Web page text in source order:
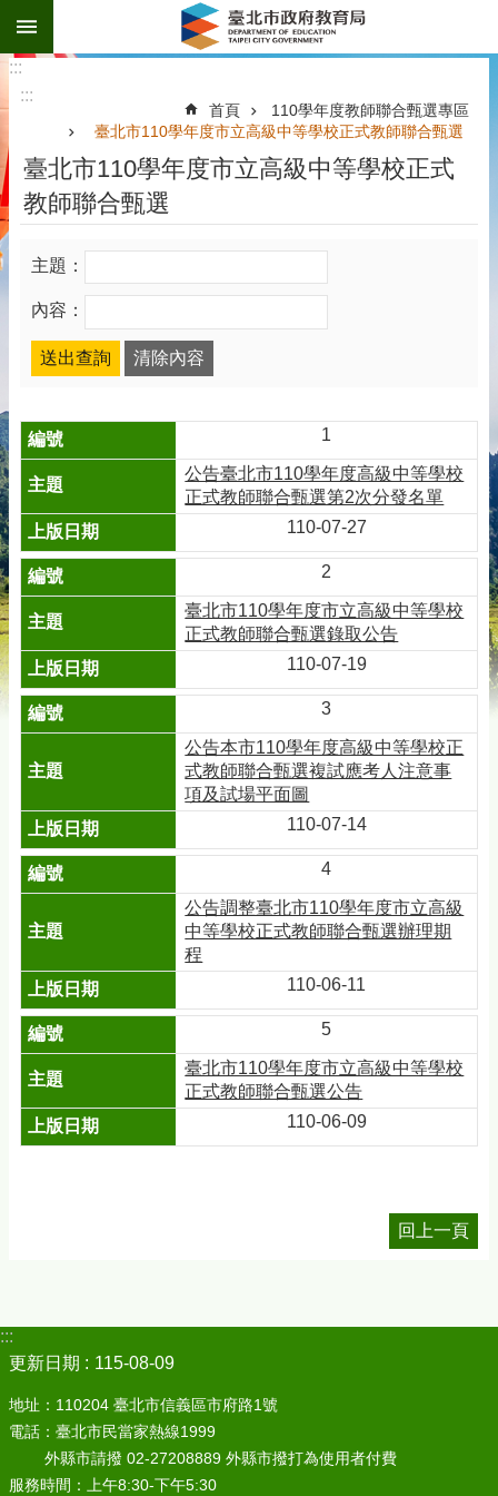
跳到主要內容區塊
:::
:::
首頁
110學年度教師聯合甄選專區
臺北市110學年度市立高級中等學校正式教師聯合甄選
臺北市110學年度市立高級中等學校正式
教師聯合甄選
主題：
內容：
1
公告臺北市110學年度高級中等學校
正式教師聯合甄選第2次分發名單
110-07-27
2
臺北市110學年度市立高級中等學校
正式教師聯合甄選錄取公告
110-07-19
3
公告本市110學年度高級中等學校正
式教師聯合甄選複試應考人注意事
項及試場平面圖
110-07-14
4
公告調整臺北市110學年度市立高級
中等學校正式教師聯合甄選辦理期
程
110-06-11
5
臺北市110學年度市立高級中等學校
正式教師聯合甄選公告
110-06-09
回上一頁
:::
更新日期
115-08-09
地址：110204 臺北市信義區市府路1號
電話：臺北市民當家熱線1999
外縣市請撥 02-27208889 外縣市撥打為使用者付費
服務時間：上午8:30-下午5:30